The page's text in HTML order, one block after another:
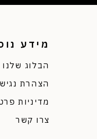
מידע
הבלוג שלנו
הצהרת
מדיניות
צרו קשר